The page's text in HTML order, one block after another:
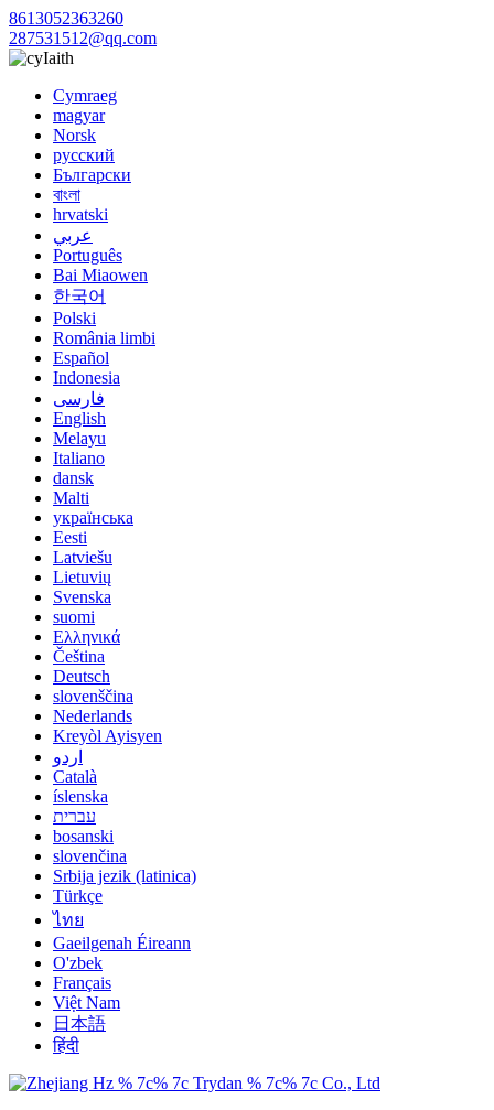
8613052363260
287531512@qq.com
Iaith
Cymraeg
magyar
Norsk
русский
Български
বাংলা
hrvatski
عربي
Português
Bai Miaowen
한국어
Polski
România limbi
Español
Indonesia
فارسی
English
Melayu
Italiano
dansk
Malti
українська
Eesti
Latviešu
Lietuvių
Svenska
suomi
Ελληνικά
Čeština
Deutsch
slovenščina
Nederlands
Kreyòl Ayisyen
اردو
Català
íslenska
עברית
bosanski
slovenčina
Srbija jezik (latinica)
Türkçe
ไทย
Gaeilgenah Éireann
O'zbek
Français
Việt Nam
日本語
हिंदी